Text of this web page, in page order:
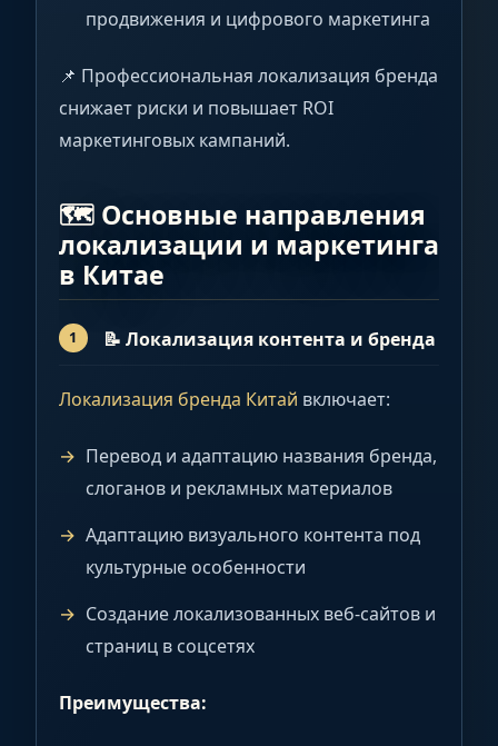
продвижения и цифрового маркетинга
📌 Профессиональная локализация бренда
снижает риски и повышает ROI
маркетинговых кампаний.
🗺️ Основные направления
локализации и маркетинга
в Китае
📝 Локализация контента и бренда
Локализация бренда Китай включает:
Перевод и адаптацию названия бренда,
слоганов и рекламных материалов
Адаптацию визуального контента под
культурные особенности
Создание локализованных веб-сайтов и
страниц в соцсетях
Преимущества: